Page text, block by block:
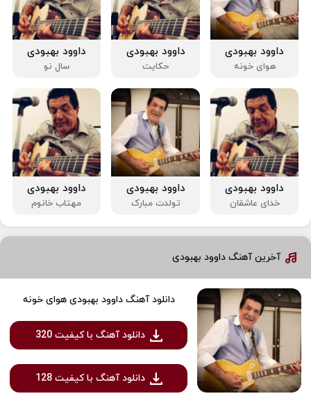
داوود بهبودی
هوای خونه
داوود بهبودی
حکایت
داوود بهبودی
سال نو
داوود بهبودی
خدای عاشقان
داوود بهبودی
تولدت مبارک
داوود بهبودی
مهتاب خانوم
آخرین آهنگ داوود بهبودی
دانلود آهنگ داوود بهبودی هوای خونه
دانلود آهنگ با کیفیت 320
دانلود آهنگ با کیفیت 128